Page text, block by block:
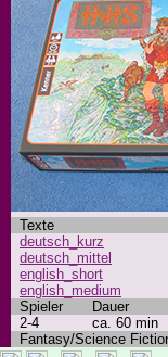
Texte
deutsch_kurz
deutsch_mittel
english_short
english_medium
Spieler Dauer
2-4
ca. 60 min
Fantasy/Science